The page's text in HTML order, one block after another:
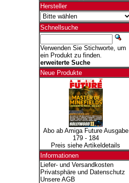
Hersteller
Schnellsuche
Verwenden Sie Stichworte, um
ein Produkt zu finden.
erweiterte Suche
Neue Produkte
Abo ab Amiga Future Ausgabe
179 - 184
Preis siehe Artikeldetails
Informationen
Liefer- und Versandkosten
Privatsphäre und Datenschutz
Unsere AGB